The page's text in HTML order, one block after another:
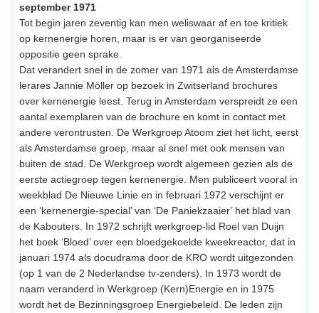
september 1971
Tot begin jaren zeventig kan men weliswaar af en toe kritiek
op kernenergie horen, maar is er van georganiseerde
oppositie geen sprake.
Dat verandert snel in de zomer van 1971 als de Amsterdamse
lerares Jannie Möller op bezoek in Zwitserland brochures
over kernenergie leest. Terug in Amsterdam verspreidt ze een
aantal exemplaren van de brochure en komt in contact met
andere verontrusten. De Werkgroep Atoom ziet het licht, eerst
als Amsterdamse groep, maar al snel met ook mensen van
buiten de stad. De Werkgroep wordt algemeen gezien als de
eerste actiegroep tegen kernenergie. Men publiceert vooral in
weekblad De Nieuwe Linie en in februari 1972 verschijnt er
een ‘kernenergie-special’ van ‘De Paniekzaaier’ het blad van
de Kabouters. In 1972 schrijft werkgroep-lid Roel van Duijn
het boek ‘Bloed’ over een bloedgekoelde kweekreactor, dat in
januari 1974 als docudrama door de KRO wordt uitgezonden
(op 1 van de 2 Nederlandse tv-zenders). In 1973 wordt de
naam veranderd in Werkgroep (Kern)Energie en in 1975
wordt het de Bezinningsgroep Energiebeleid. De leden zijn